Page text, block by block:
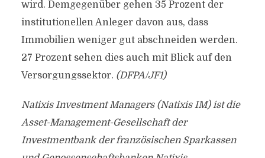
wird. Demgegenüber gehen 35 Prozent der
institutionellen Anleger davon aus, dass
Immobilien weniger gut abschneiden werden.
27 Prozent sehen dies auch mit Blick auf den
Versorgungssektor. (DFPA/JF1)
Natixis Investment Managers (Natixis IM) ist die
Asset-Management-Gesellschaft der
Investmentbank der französischen Sparkassen